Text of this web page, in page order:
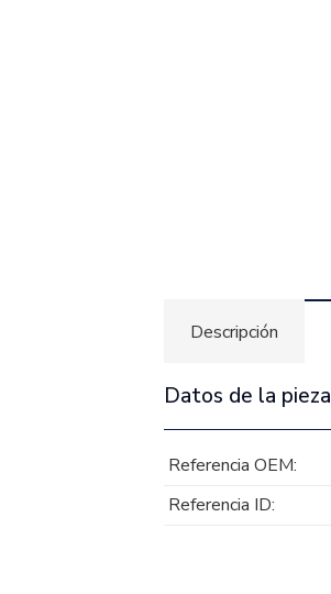
Descripción
Datos de la pieza
Referencia OEM:
Referencia ID: